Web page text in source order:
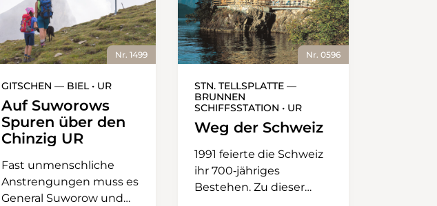
Nr. 1499
GITSCHEN — BIEL • UR
Auf Suworows
Spuren über den
Chinzig UR
Fast unmenschliche
Anstrengungen muss es
General Suworow und
Nr. 0596
STN. TELLSPLATTE —
BRUNNEN
SCHIFFSSTATION • UR
Weg der Schweiz
1991 feierte die Schweiz
ihr 700‑jähriges
Bestehen. Zu dieser